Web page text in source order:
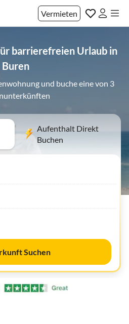
Vermieten
barrierefreien Urlaub in
Buren
und buche eine von 3
Aufenthalt Direkt
Buchen
Suchen